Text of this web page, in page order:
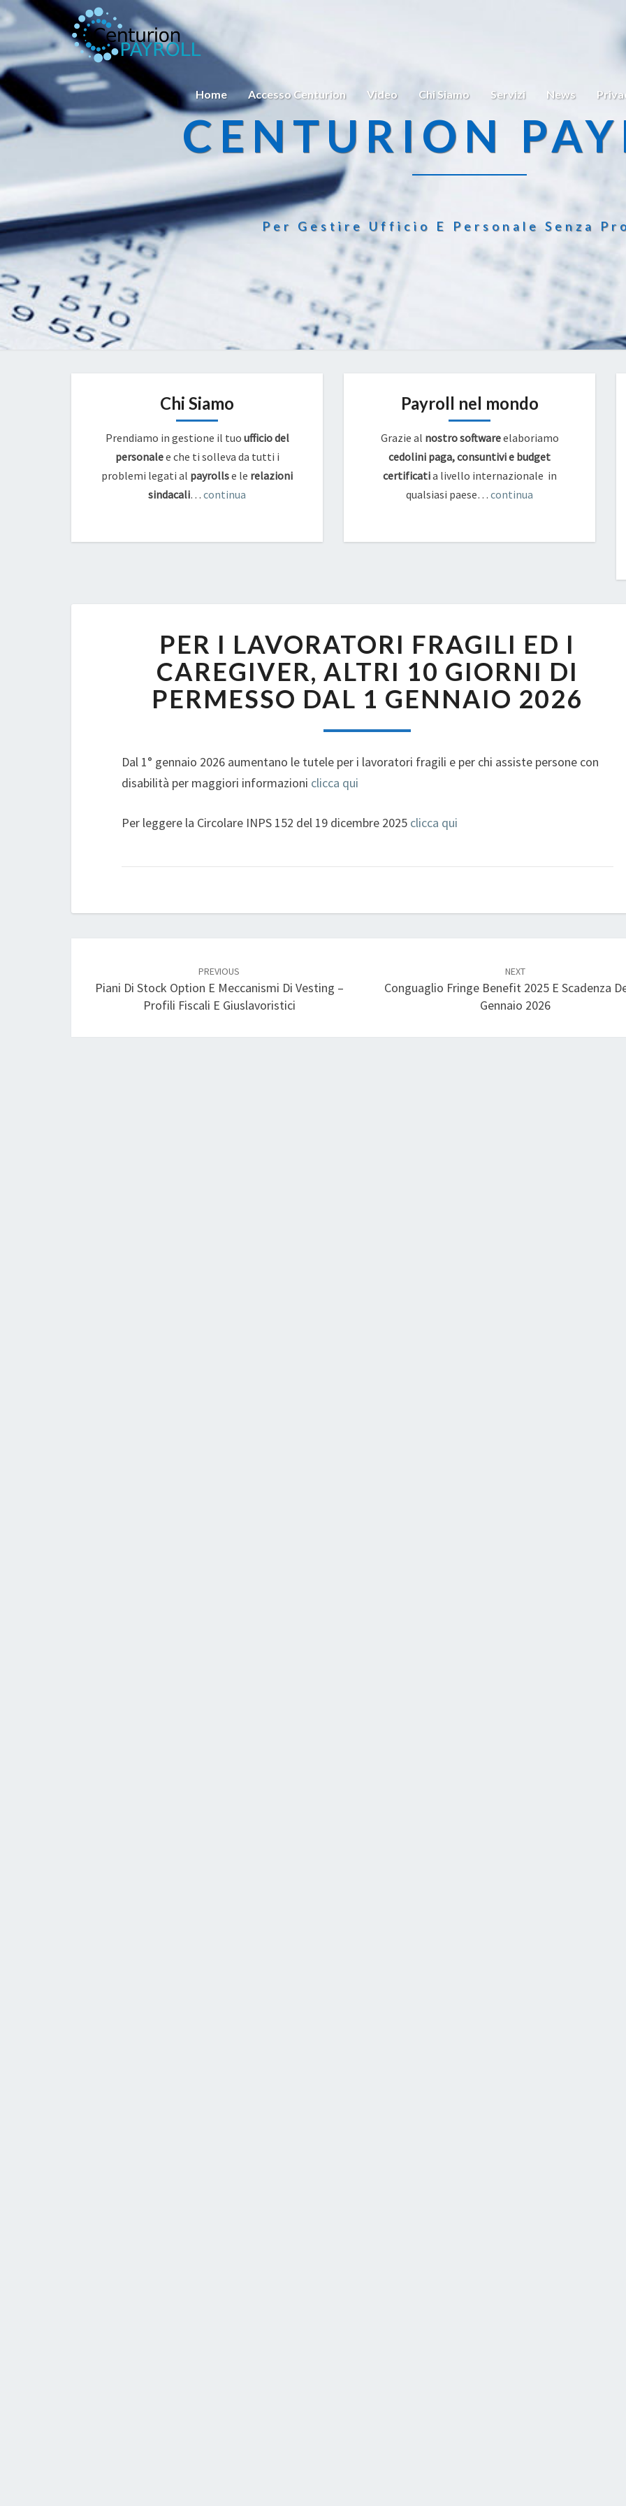
Home Accesso Centurion Video Chi Siamo Servizi News
CENTURION
Per Gestire Ufficio E Personale Senza
Chi Siamo
Prendiamo in gestione il tuo ufficio del
personalee che ti solleva da tutti i
problemi legati al payrollse le relazioni
sindacali… continua
Payroll nel mondo
Grazie al nostro softwareelaboriamo
cedolini paga, consuntivi e budget
certificatia livello internazionale in
qualsiasi paese… continua
I
LAVORATORI
FRAGILI
ED
I
CAREGIVER,
10
PERMESSO
GENNAIO
PER I LAVORATORI FRAGILI ED I
CAREGIVER, ALTRI 10 GIORNI DI
PERMESSO DAL 1 GENNAIO 2026
Dal 1° gennaio 2026 aumentano le tutele per i lavoratori fragili e per chi assiste persone con
disabilità per maggiori informazioni clicca qui
Per leggere la Circolare INPS 152 del 19 dicembre 2025 clicca qui
PREVIOUS
Piani Di Stock Option E Meccanismi Di Vesting –
Profili Fiscali E Giuslavoristici
NEXT
Conguaglio Fringe Benefit 2025 E Scadenza
Gennaio 2026